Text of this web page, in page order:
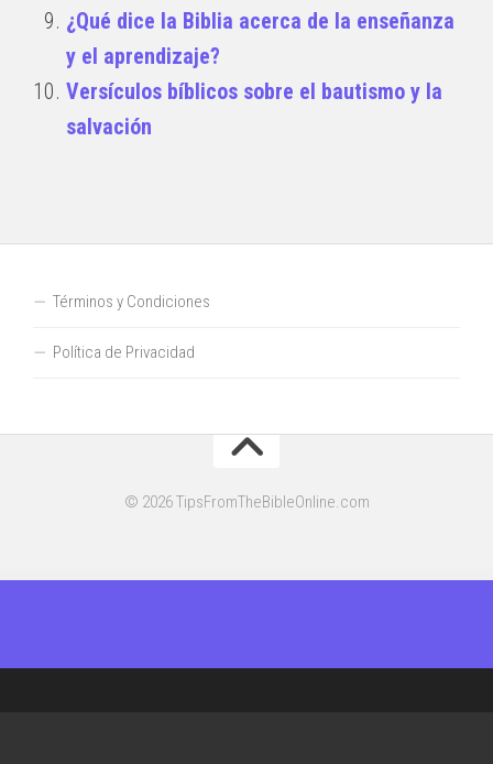
¿Qué dice la Biblia acerca de la enseñanza
y el aprendizaje?
Versículos bíblicos sobre el bautismo y la
salvación
Términos y Condiciones
Política de Privacidad
© 2026 TipsFromTheBibleOnline.com